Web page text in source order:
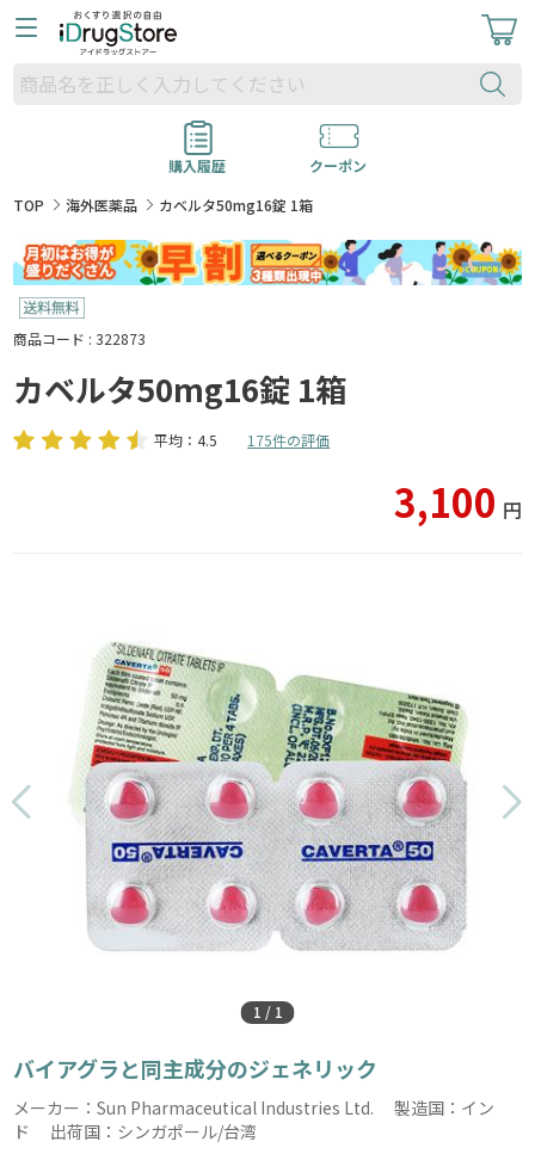
購入履歴
クーポン
TOP
海外医薬品 カベルタ50mg16錠 1箱
商品コード : 322873
カベルタ50mg16錠 1箱
平均：4.5 175件の評価
3,100 円
1 / 1
バイアグラと同主成分のジェネリック
メーカー：Sun Pharmaceutical Industries Ltd. 製造国：イン
ド 出荷国：シンガポール/台湾